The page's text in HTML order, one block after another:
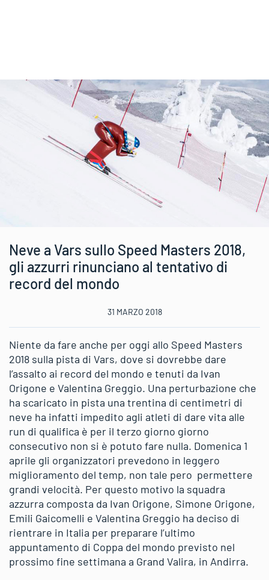
Neve a Vars sullo Speed Masters 2018,
gli azzurri rinunciano al tentativo di
record del mondo
31 MARZO 2018
Niente da fare anche per oggi allo Speed Masters
2018 sulla pista di Vars, dove si dovrebbe dare
l’assalto ai record del mondo e tenuti da Ivan
Origone e Valentina Greggio. Una perturbazione che
ha scaricato in pista una trentina di centimetri di
neve ha infatti impedito agli atleti di dare vita alle
run di qualifica è per il terzo giorno giorno
consecutivo non si è potuto fare nulla. Domenica 1
aprile gli organizzatori prevedono in leggero
miglioramento del temp, non tale pero permettere
grandi velocità. Per questo motivo la squadra
azzurra composta da Ivan Origone, Simone Origone,
Emili Gaicomelli e Valentina Greggio ha deciso di
rientrare in Italia per preparare l’ultimo
appuntamento di Coppa del mondo previsto nel
prossimo fine settimana a Grand Valira, in Andirra.